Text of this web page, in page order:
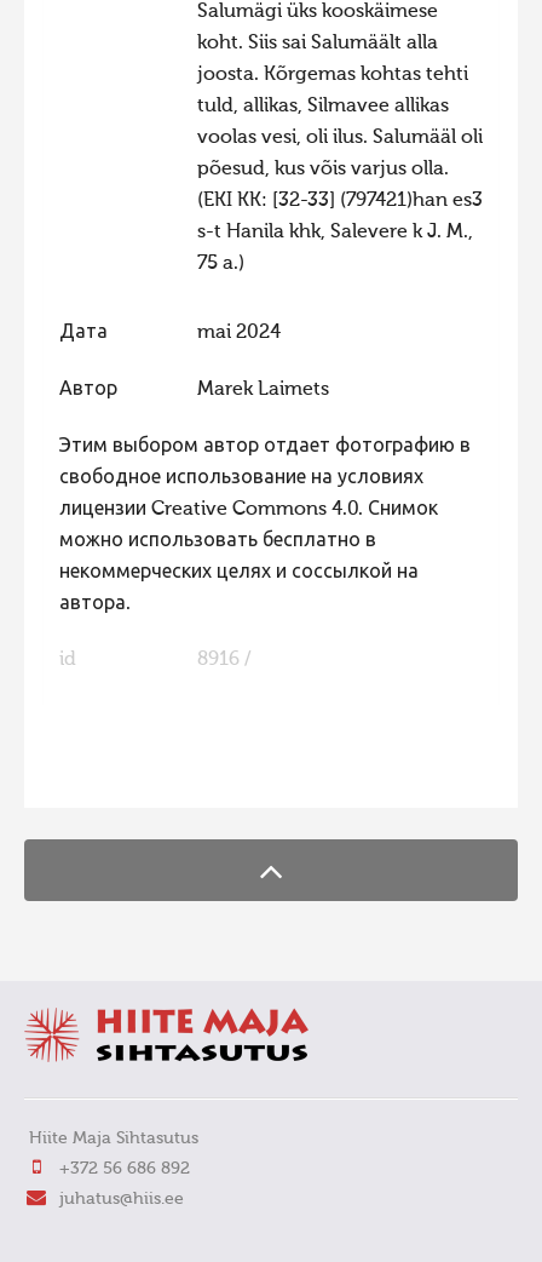
Salumägi üks kooskäimese
koht. Siis sai Salumäält alla
joosta. Kõrgemas kohtas tehti
tuld, allikas, Silmavee allikas
voolas vesi, oli ilus. Salumääl oli
põesud, kus võis varjus olla.
(EKI KK: [32-33] (797421)han es3
s-t Hanila khk, Salevere k J. M.,
75 a.)
Дата mai 2024
Автор Marek Laimets
Этим выбором автор отдает фотографию в
свободное использование на условиях
лицензии Creative Commons 4.0. Снимок
можно использовать бесплатно в
некоммерческих целях и соссылкой на
автора.
id 8916 /
Hiite Maja Sihtasutus
+372 56 686 892
juhatus@hiis.ee